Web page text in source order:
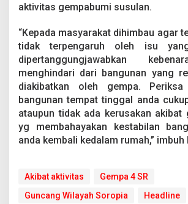
aktivitas gempabumi susulan.
“Kepada masyarakat dihimbau agar
tidak terpengaruh oleh isu
dipertanggungjawabkan
menghindari dari bangunan yang
diakibatkan oleh gempa.
bangunan tempat tinggal anda
ataupun tidak ada kerusakan akibat
yg membahayakan kestabilan
anda kembali kedalam rumah,” imbuh
Akibat aktivitas
Gempa 4 SR
Guncang Wilayah Soropia
Headline